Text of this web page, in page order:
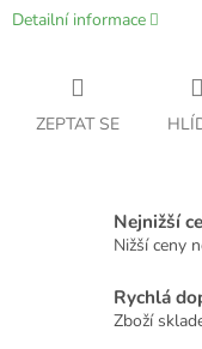
Detailní informace
ZEPTAT SE
Nejnižší
Nižší ceny
Rychlá
Zboží